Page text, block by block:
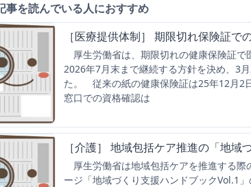
事を読んでいる人におすすめ
［医療提供体制］ 期限切れ保険証
厚生労働省は、期限切れの健康保険証で
2026年7月末まで継続する方針を決め、3
た。 従来の紙の健康保険証は25年12月2
窓口での資格確認は
［介護］ 地域包括ケア推進の「地
厚生労働省は地域包括ケアを推進する際
ージ「地域づくり支援ハンドブックVol.1